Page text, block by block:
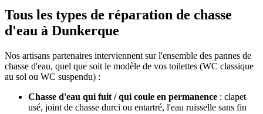
Tous les types de réparation de chasse
d'eau à Dunkerque
Nos artisans partenaires interviennent sur l'ensemble des pannes de
chasse d'eau, quel que soit le modèle de vos toilettes (WC classique
au sol ou WC suspendu) :
Chasse d'eau qui fuit / qui coule en permanence : clapet
usé, joint de chasse durci ou entartré, l'eau ruisselle sans fin